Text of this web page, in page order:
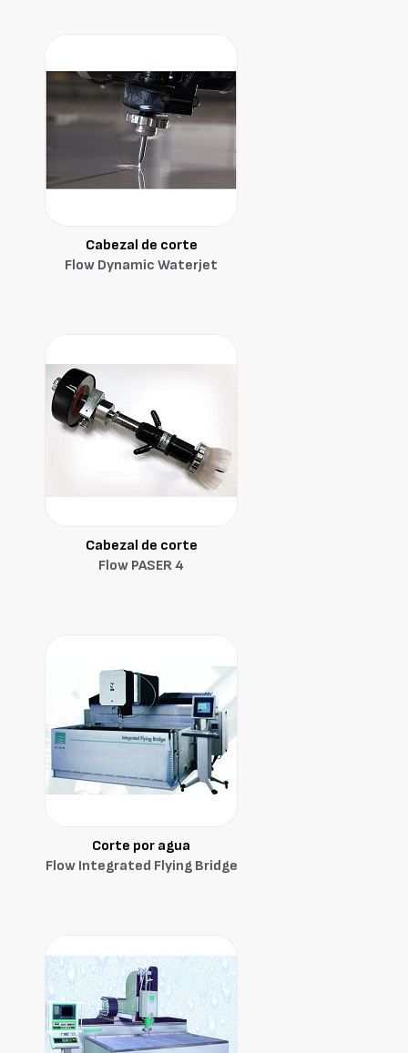
Cabezal de corte
Flow Dynamic Waterjet
Cabezal de corte
Flow PASER 4
Corte por agua
Flow Integrated Flying Bridge